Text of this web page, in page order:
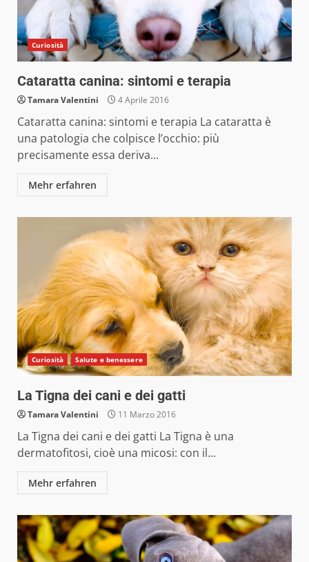
Curiosità
Cataratta canina: sintomi e terapia
Tamara Valentini 4 Aprile 2016
Cataratta canina: sintomi e terapia La cataratta è
una patologia che colpisce l’occhio: più
precisamente essa deriva...
Mehr erfahren
Curiosità Salute e benessere
La Tigna dei cani e dei gatti
Tamara Valentini 11 Marzo 2016
La Tigna dei cani e dei gatti La Tigna è una
dermatofitosi, cioè una micosi: con il...
Mehr erfahren